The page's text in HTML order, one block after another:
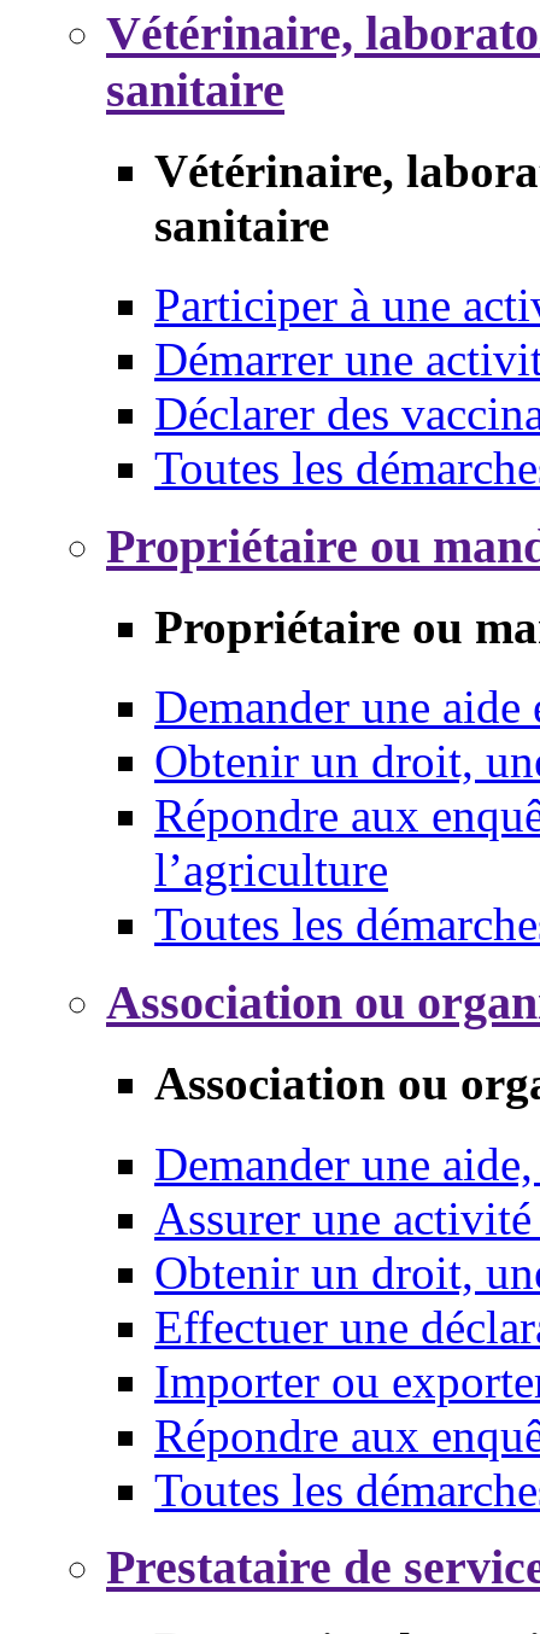
Vétérinaire,
sanitaire
Vétérinaire,
sanitaire
Participer à une
Démarrer une
Déclarer des
Toutes les
Propriétaire ou
Propriétaire ou
Demander une aide
Obtenir un droit,
Répondre aux
l’agriculture
Toutes les
Association ou
Association ou
Demander une
Assurer une
Obtenir un droit,
Effectuer une
Importer ou
Répondre aux
Toutes les
Prestataire de